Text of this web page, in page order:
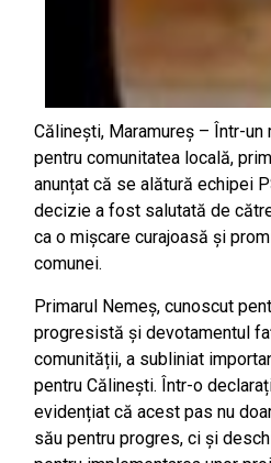
Călinești, Maramureș – Într-
pentru comunitatea locală,
anunțat că se alătură echipei
decizie a fost salutată de
ca o mișcare curajoasă și
comunei.
Primarul Nemeș, cunoscut
progresistă și devotamentul
comunității, a subliniat
pentru Călinești. Într-o
evidențiat că acest pas nu
său pentru progres, ci și